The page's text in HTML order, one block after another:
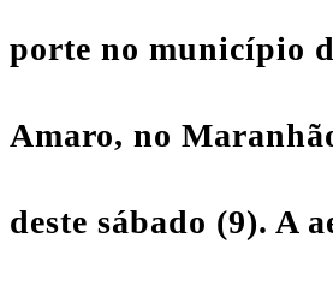
porte no município
Amaro, no
deste sábado (9). A